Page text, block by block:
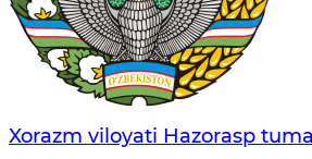
Xorazm viloyati Hazorasp